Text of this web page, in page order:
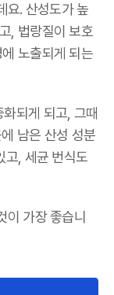
요. 산성도가 높
, 법랑질이 보호
노출되게 되는
되게 되고, 그때
남은 산성 성분
고, 세균 번식도
이 가장 좋습니